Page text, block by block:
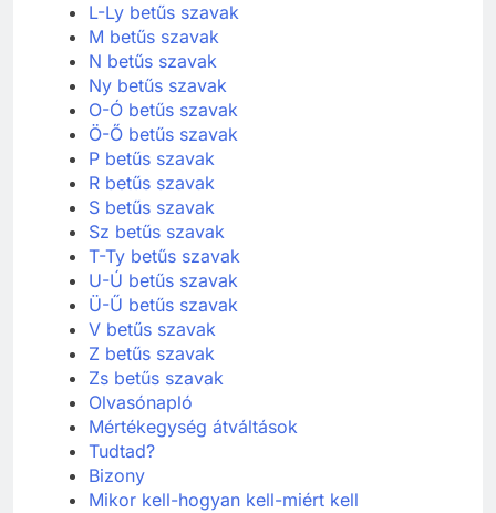
L-Ly betűs szavak
M betűs szavak
N betűs szavak
Ny betűs szavak
O-Ó betűs szavak
Ö-Ő betűs szavak
P betűs szavak
R betűs szavak
S betűs szavak
Sz betűs szavak
T-Ty betűs szavak
U-Ú betűs szavak
Ü-Ű betűs szavak
V betűs szavak
Z betűs szavak
Zs betűs szavak
Olvasónapló
Mértékegység átváltások
Tudtad?
Bizony
Mikor kell-hogyan kell-miért kell